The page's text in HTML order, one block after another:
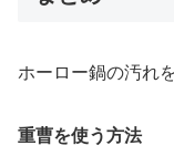
ホーロー鍋の汚れ
重曹を使う方法